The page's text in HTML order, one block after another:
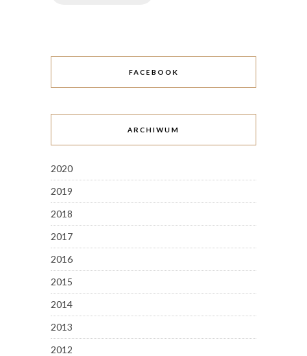
FACEBOOK
ARCHIWUM
2020
2019
2018
2017
2016
2015
2014
2013
2012